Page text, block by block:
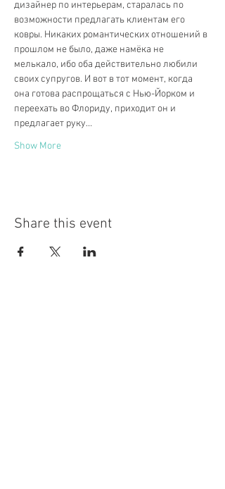
дизайнер по интерьерам, старалась по
возможности предлагать клиентам его
ковры. Никаких романтических отношений в
прошлом не было, даже намёка не
мелькало, ибо оба действительно любили
своих супругов. И вот в тот момент, когда
она готова распрощаться с Нью-Йорком и
переехать во Флориду, приходит он и
предлагает руку…
Show More
Share this event